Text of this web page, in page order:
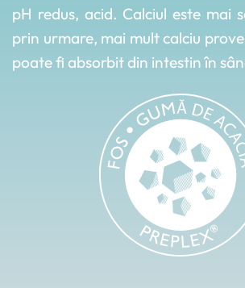
pH redus, acid. Calciul este mai
prin urmare, mai mult calciu
poate fi absorbit din intestin în